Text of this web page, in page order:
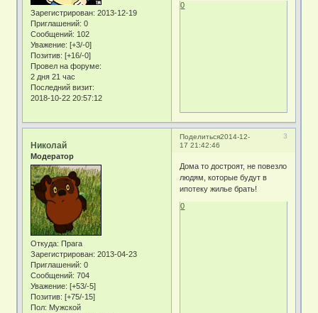
Зарегистрирован: 2013-12-19
Приглашений: 0
Сообщений: 102
Уважение: [+3/-0]
Позитив: [+16/-0]
Провел на форуме:
2 дня 21 час
Последний визит:
2018-10-22 20:57:12
0
Поделиться 3
2014-12-
17 21:42:46
Николай
Модератор
Откуда: Прага
Зарегистрирован: 2013-04-23
Приглашений: 0
Сообщений: 704
Уважение: [+53/-5]
Позитив: [+75/-15]
Пол: Мужской
Дома то достроят, не повезло
людям, которые будут в
ипотеку жилье брать!
0